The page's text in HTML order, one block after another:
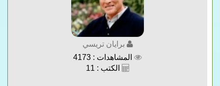
برايان تريسي
المشاهدات : 4173
الكتب : 11